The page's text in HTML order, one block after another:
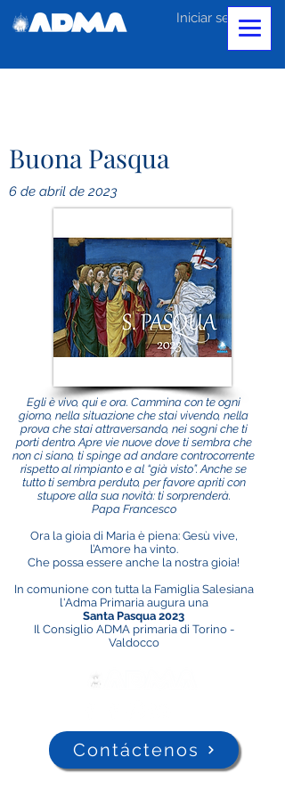
Iniciar sesión
Buona Pasqua
6 de abril de 2023
Egli è vivo, qui e ora. Cammina con te ogni
giorno, nella situazione che stai vivendo, nella
prova che stai attraversando, nei sogni che ti
porti dentro. Apre vie nuove dove ti sembra che
non ci siano, ti spinge ad andare controcorrente
rispetto al rimpianto e al “già visto”. Anche se
tutto ti sembra perduto, per favore apriti con
stupore alla sua novità: ti sorprenderà.
Papa Francesco
Ora la gioia di Maria è piena: Gesù vive,
l’Amore ha vinto.
Che possa essere anche la nostra gioia!
In comunione con tutta la Famiglia Salesiana
l'Adma Primaria augura una
Santa Pasqua 2023
Il Consiglio ADMA primaria di Torino -
Valdocco
Contáctenos